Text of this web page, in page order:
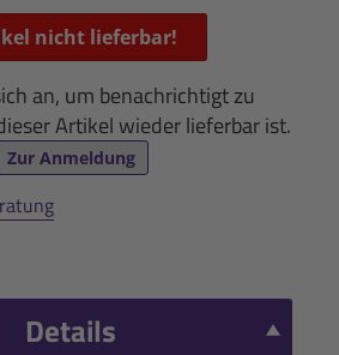
nicht lieferbar!
an, um benachrichtigt zu
Artikel wieder lieferbar ist.
Zur Anmeldung
Details